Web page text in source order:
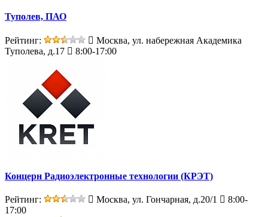
Туполев, ПАО
Рейтинг:
Москва, ул. набережная Академика
Туполева, д.17
8:00-17:00
Концерн Радиоэлектронные технологии (КРЭТ)
Рейтинг: Москва, ул. Гончарная, д.20/1
8:00-
17:00